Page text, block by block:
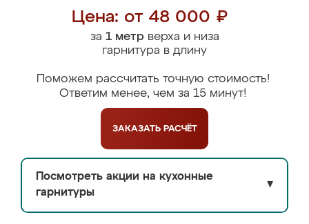
Цена: от 48 000 ₽
за 1 метрверха и низа
гарнитура в длину
Поможем рассчитать точную стоимость!
Ответим менее, чем за 15 минут!
ЗАКАЗАТЬ РАСЧЁТ
Посмотреть акции на кухонные
гарнитуры
▼